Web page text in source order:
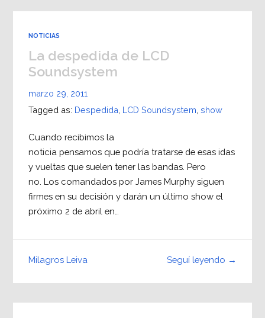
NOTICIAS
La despedida de LCD
Soundsystem
marzo 29, 2011
Tagged as: Despedida LCD Soundsystem show
Cuando recibimos la
noticia pensamos que podría tratarse de esas idas
y vueltas que suelen tener las bandas. Pero
no. Los comandados por James Murphy siguen
firmes en su decisión y darán un último show el
próximo 2 de abril en…
Seguí leyendo →
Milagros Leiva